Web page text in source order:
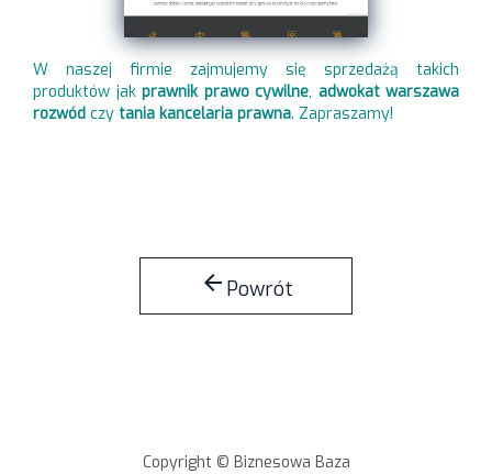
W naszej firmie zajmujemy się sprzedażą takich
produktów jak prawnik prawo cywilne, adwokat warszawa
rozwód czy tania kancelaria prawna. Zapraszamy!
arrow_back Powrót
Copyright © Biznesowa Baza